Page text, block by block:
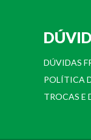
DÚVIDAS
POLÍTICA
TROCAS E